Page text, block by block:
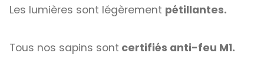
Les lumières sont légèrement pétillantes.
Tous nos sapins sont certifiés anti-feu M1.